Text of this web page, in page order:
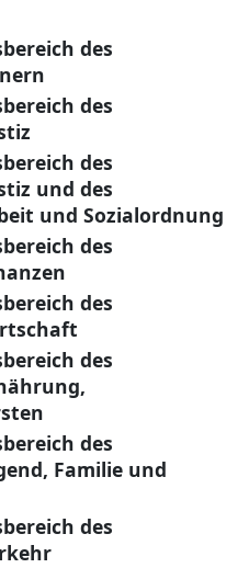
des
des
des
und des
und Sozialordnung
des
des
des
des
Familie und
des